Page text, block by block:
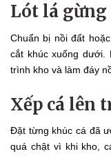
Lót lá gừng
Chuẩn bị nồi đất
cắt khúc xuống dưới.
trình kho và làm đáy
Xếp cá lên
Đặt từng khúc cá đã
quá chật vì khi kho,